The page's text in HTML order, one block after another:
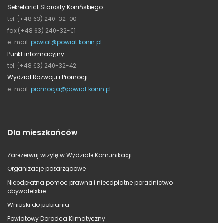
Sekretariat Starosty Konińskiego
tel. (+48 63) 240-32-00
fax (+48 63) 240-32-01
e-mail: powiat@powiat.konin.pl
Punkt informacyjny
tel. (+48 63) 240-32-42
Wydział Rozwoju i Promocji
e-mail: promocja@powiat.konin.pl
Dla mieszkańców
Zarezerwuj wizytę w Wydziale Komunikacji
Organizacje pozarządowe
Nieodpłatna pomoc prawna i nieodpłatne poradnictwo
obywatelskie
Wnioski do pobrania
Powiatowy Doradca Klimatyczny